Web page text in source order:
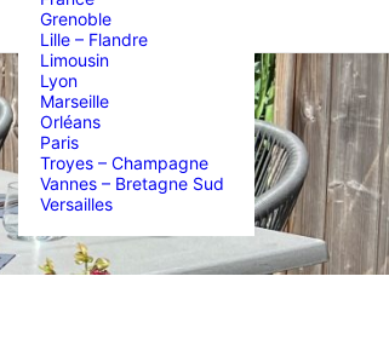
Grenoble
Lille – Flandre
Limousin
Lyon
Marseille
Orléans
Paris
Troyes – Champagne
Vannes – Bretagne Sud
Versailles